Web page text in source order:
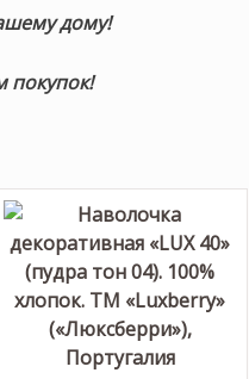
дому!
покупок!